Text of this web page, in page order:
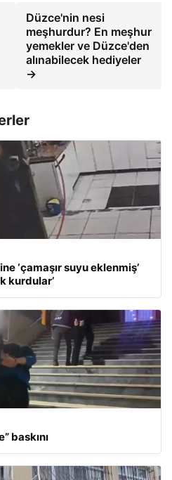
Düzce'nin nesi
meşhurdur? En meşhur
yemekler ve Düzce'den
alınabilecek hediyeler
→
‘çamaşır suyu eklenmiş’
kurdular’
baskını